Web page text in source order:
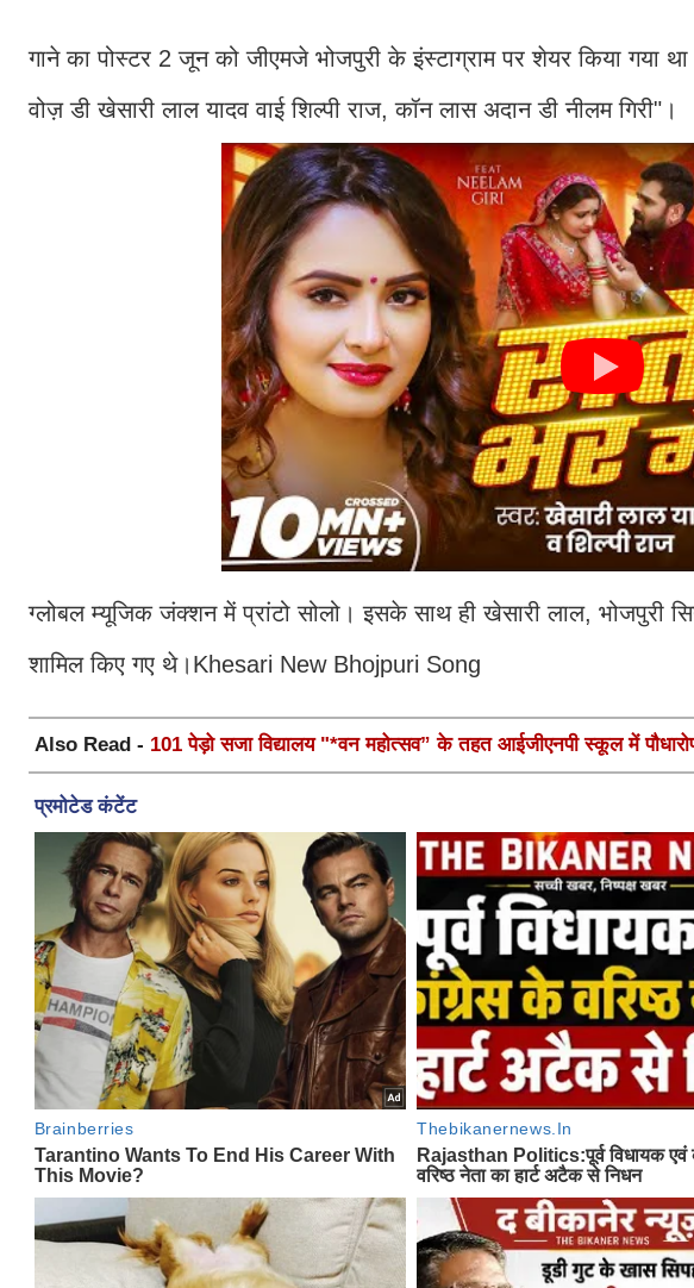
गाने का पोस्टर 2 जून को जीएमजे भोजपुरी के इंस्टाग्राम पर शेयर किया गया
वोज़ डी खेसारी लाल यादव वाई शिल्पी राज, कॉन लास अदान डी नीलम गिरी"।
ग्लोबल म्यूजिक जंक्शन में प्रांटो सोलो। इसके साथ ही खेसारी लाल, भोजपुरी
शामिल किए गए थे।Khesari New Bhojpuri Song
Also Read - 101 पेड़ो सजा विद्यालय "*वन महोत्सव” के तहत आईजीएनपी स्कूल में